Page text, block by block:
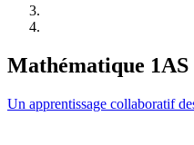
Mathématique 1AS
Un apprentissage collaboratif